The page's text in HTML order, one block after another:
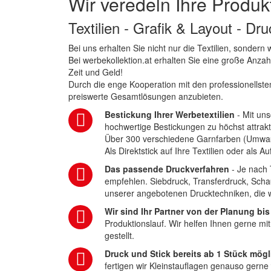
Textilien - Grafik & Layout -
Bei uns erhalten Sie nicht nur die Textilien,
Bei werbekollektion.at erhalten Sie eine große
Zeit und Geld!
Durch die enge Kooperation mit den
preiswerte Gesamtlösungen anzubieten.
Bestickung Ihrer Werbetextilien - Mit
hochwertige Bestickungen zu höchst
Über 300 verschiedene Garnfarben
Als Direktstick auf Ihre Textilien oder als
Das passende Druckverfahren - Je nach
empfehlen. Siebdruck, Transferdruck,
unserer angebotenen Drucktechniken,
Wir sind Ihr Partner von der Planung
Produktionslauf. Wir helfen Ihnen gerne
gestellt.
Druck und Stick bereits ab 1 Stück
fertigen wir Kleinstauflagen genauso